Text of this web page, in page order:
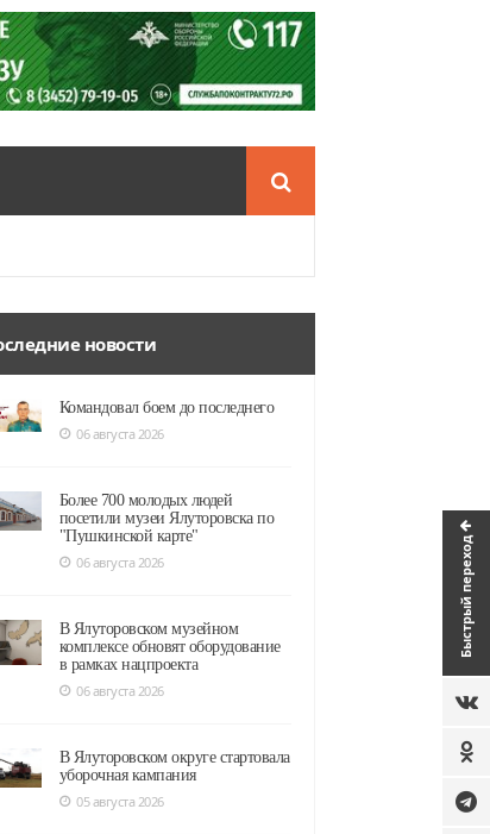
Быстрый переход
новости
Командовал боем до последнего
06 августа 2026
Более 700 молодых людей
посетили музеи Ялуторовска по
"Пушкинской карте"
06 августа 2026
В Ялуторовском музейном
комплексе обновят оборудование
в рамках нацпроекта
06 августа 2026
В Ялуторовском округе стартовала
уборочная кампания
05 августа 2026